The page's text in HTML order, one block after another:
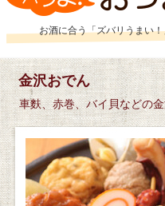
お酒に合う「ズバリうまい
金沢おでん
車麩、赤巻、バイ貝などの